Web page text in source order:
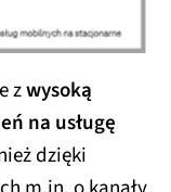
zwysoką
na usługę
dzięki